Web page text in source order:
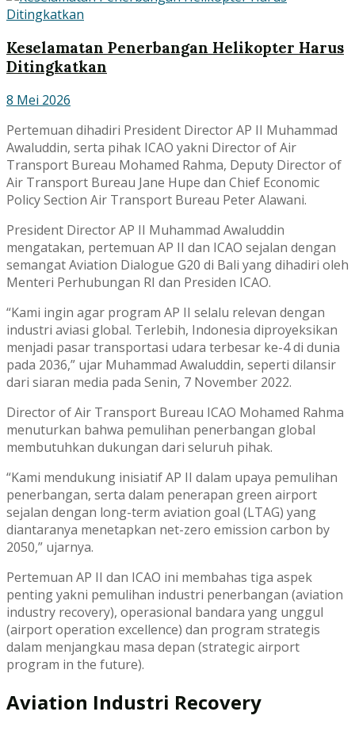
Keselamatan Penerbangan Helikopter Harus
Ditingkatkan
8 Mei 2026
Pertemuan dihadiri President Director AP II Muhammad
Awaluddin, serta pihak ICAO yakni Director of Air
Transport Bureau Mohamed Rahma, Deputy Director of
Air Transport Bureau Jane Hupe dan Chief Economic
Policy Section Air Transport Bureau Peter Alawani.
President Director AP II Muhammad Awaluddin
mengatakan, pertemuan AP II dan ICAO sejalan dengan
semangat Aviation Dialogue G20 di Bali yang dihadiri oleh
Menteri Perhubungan RI dan Presiden ICAO.
“Kami ingin agar program AP II selalu relevan dengan
industri aviasi global. Terlebih, Indonesia diproyeksikan
menjadi pasar transportasi udara terbesar ke-4 di dunia
pada 2036,” ujar Muhammad Awaluddin, seperti dilansir
dari siaran media pada Senin, 7 November 2022.
Director of Air Transport Bureau ICAO Mohamed Rahma
menuturkan bahwa pemulihan penerbangan global
membutuhkan dukungan dari seluruh pihak.
“Kami mendukung inisiatif AP II dalam upaya pemulihan
penerbangan, serta dalam penerapan green airport
sejalan dengan long-term aviation goal (LTAG) yang
diantaranya menetapkan net-zero emission carbon by
2050,” ujarnya.
Pertemuan AP II dan ICAO ini membahas tiga aspek
penting yakni pemulihan industri penerbangan (aviation
industry recovery), operasional bandara yang unggul
(airport operation excellence) dan program strategis
dalam menjangkau masa depan (strategic airport
program in the future).
Aviation Industri Recovery